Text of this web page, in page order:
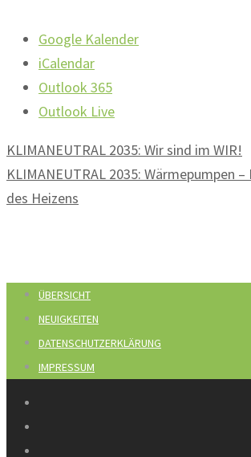
Google Kalender
iCalendar
Outlook 365
Outlook Live
KLIMANEUTRAL 2035: Wir sind im WIR!
KLIMANEUTRAL 2035: Wärmepumpen
des Heizens
ÜBERSICHT
NEUIGKEITEN
DATENSCHUTZERKLÄRUNG
IMPRESSUM